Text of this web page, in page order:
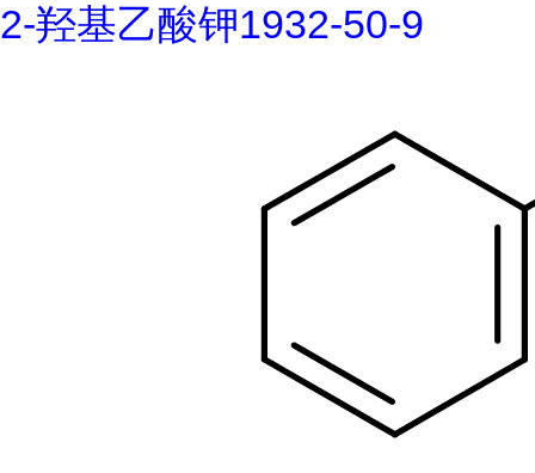
2-羟基乙酸钾1932-50-9